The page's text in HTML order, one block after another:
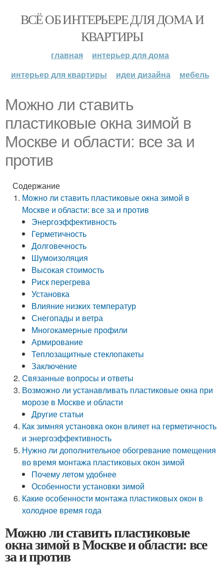
ВСЁ ОБ ИНТЕРЬЕРЕ ДЛЯ ДОМА И
КВАРТИРЫ
главная
интерьер для дома
интерьер для квартиры
идеи дизайна мебель
Можно ли ставить
пластиковые окна зимой в
Москве и области: все за и
против
Содержание
Можно ли ставить пластиковые окна зимой в
Москве и области: все за и против
Энергоэффективность
Герметичность
Долговечность
Шумоизоляция
Высокая стоимость
Риск перегрева
Установка
Влияние низких температур
Снегопады и ветра
Многокамерные профили
Армирование
Теплозащитные стеклопакеты
Заключение
Связанные вопросы и ответы
Возможно ли устанавливать пластиковые окна при
морозе в Москве и области
Другие статьи
Как зимняя установка окон влияет на герметичность
и энергоэффективность
Нужно ли дополнительное обогревание помещения
во время монтажа пластиковых окон зимой
Почему летом удобнее
Особенности установки зимой
Какие особенности монтажа пластиковых окон в
холодное время года
Можно ли ставить пластиковые
окна зимой в Москве и области: все
за и против